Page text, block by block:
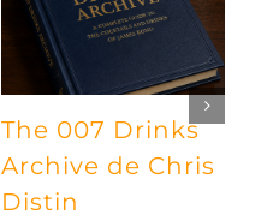
The 007 Drinks
Archive de Chris
Distin